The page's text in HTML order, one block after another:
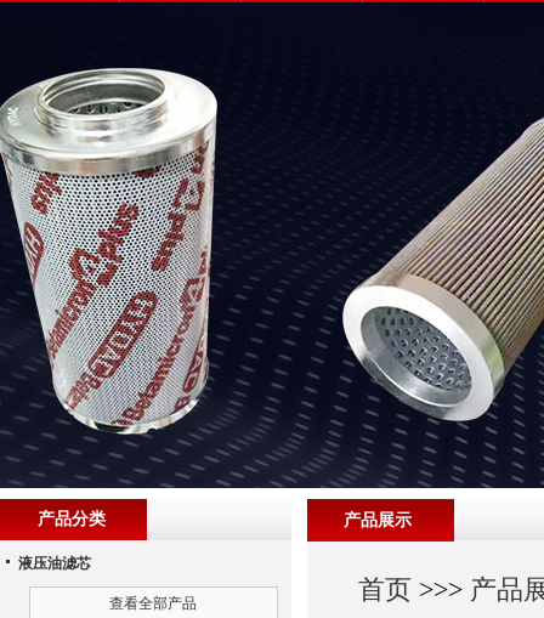
产品展示
首页 >>> 产品
产品分类
液压油滤芯
查看全部产品